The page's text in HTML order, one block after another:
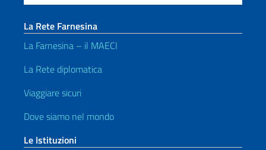
La Rete Farnesina
La Farnesina – il MAECI
La Rete diplomatica
Viaggiare sicuri
Dove siamo nel mondo
Le Istituzioni